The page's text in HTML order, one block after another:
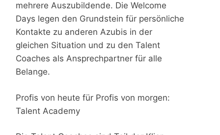
mehrere Auszubildende. Die Welcome
Days legen den Grundstein für persönliche
Kontakte zu anderen Azubis in der
gleichen Situation und zu den Talent
Coaches als Ansprechpartner für alle
Belange.
Profis von heute für Profis von morgen:
Talent Academy